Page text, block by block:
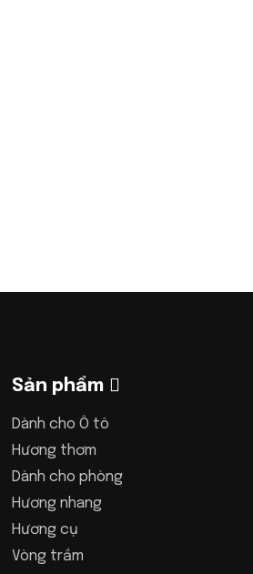
Sản phẩm
Dành cho Ô tô
Hương thơm
Dành cho phòng
Hương nhang
Hương cụ
Vòng trầm